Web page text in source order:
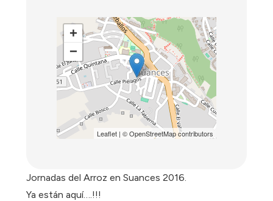
+
−
Leaflet| ©OpenStreetMapcontributors
Jornadas del Arroz en Suances 2016.
Ya están aquí….!!!